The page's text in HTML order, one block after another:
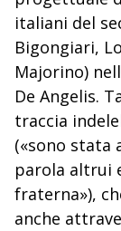
italiani del
Bigongiari,
Majorino)
De Angelis.
traccia
(«sono stata
parola altrui
fraterna»),
anche